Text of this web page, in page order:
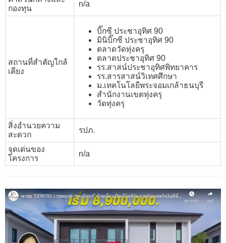
กองทุน
n/a
สถานที่สำคัญใกล้
เคียง
บิ๊กซี ประชาอุทิศ 90
มินิบิ๊กซี ประชาอุทิศ 90
ตลาดวัดทุ่งครุ
ตลาดประชาอุทิศ 90
รร.สาสน์ประชาอุทิศพิทยาคาร
รร.สารสาสน์วิเทศศึกษา
ม.เทคโนโลยีพระจอมเกล้าธนบุรี
สำนักงานเขตทุ่งครุ
วัดทุ่งครุ
สิ่งอำนวยความ
สะดวก
รปภ.
จุดเด่นของ
โครงการ
n/a